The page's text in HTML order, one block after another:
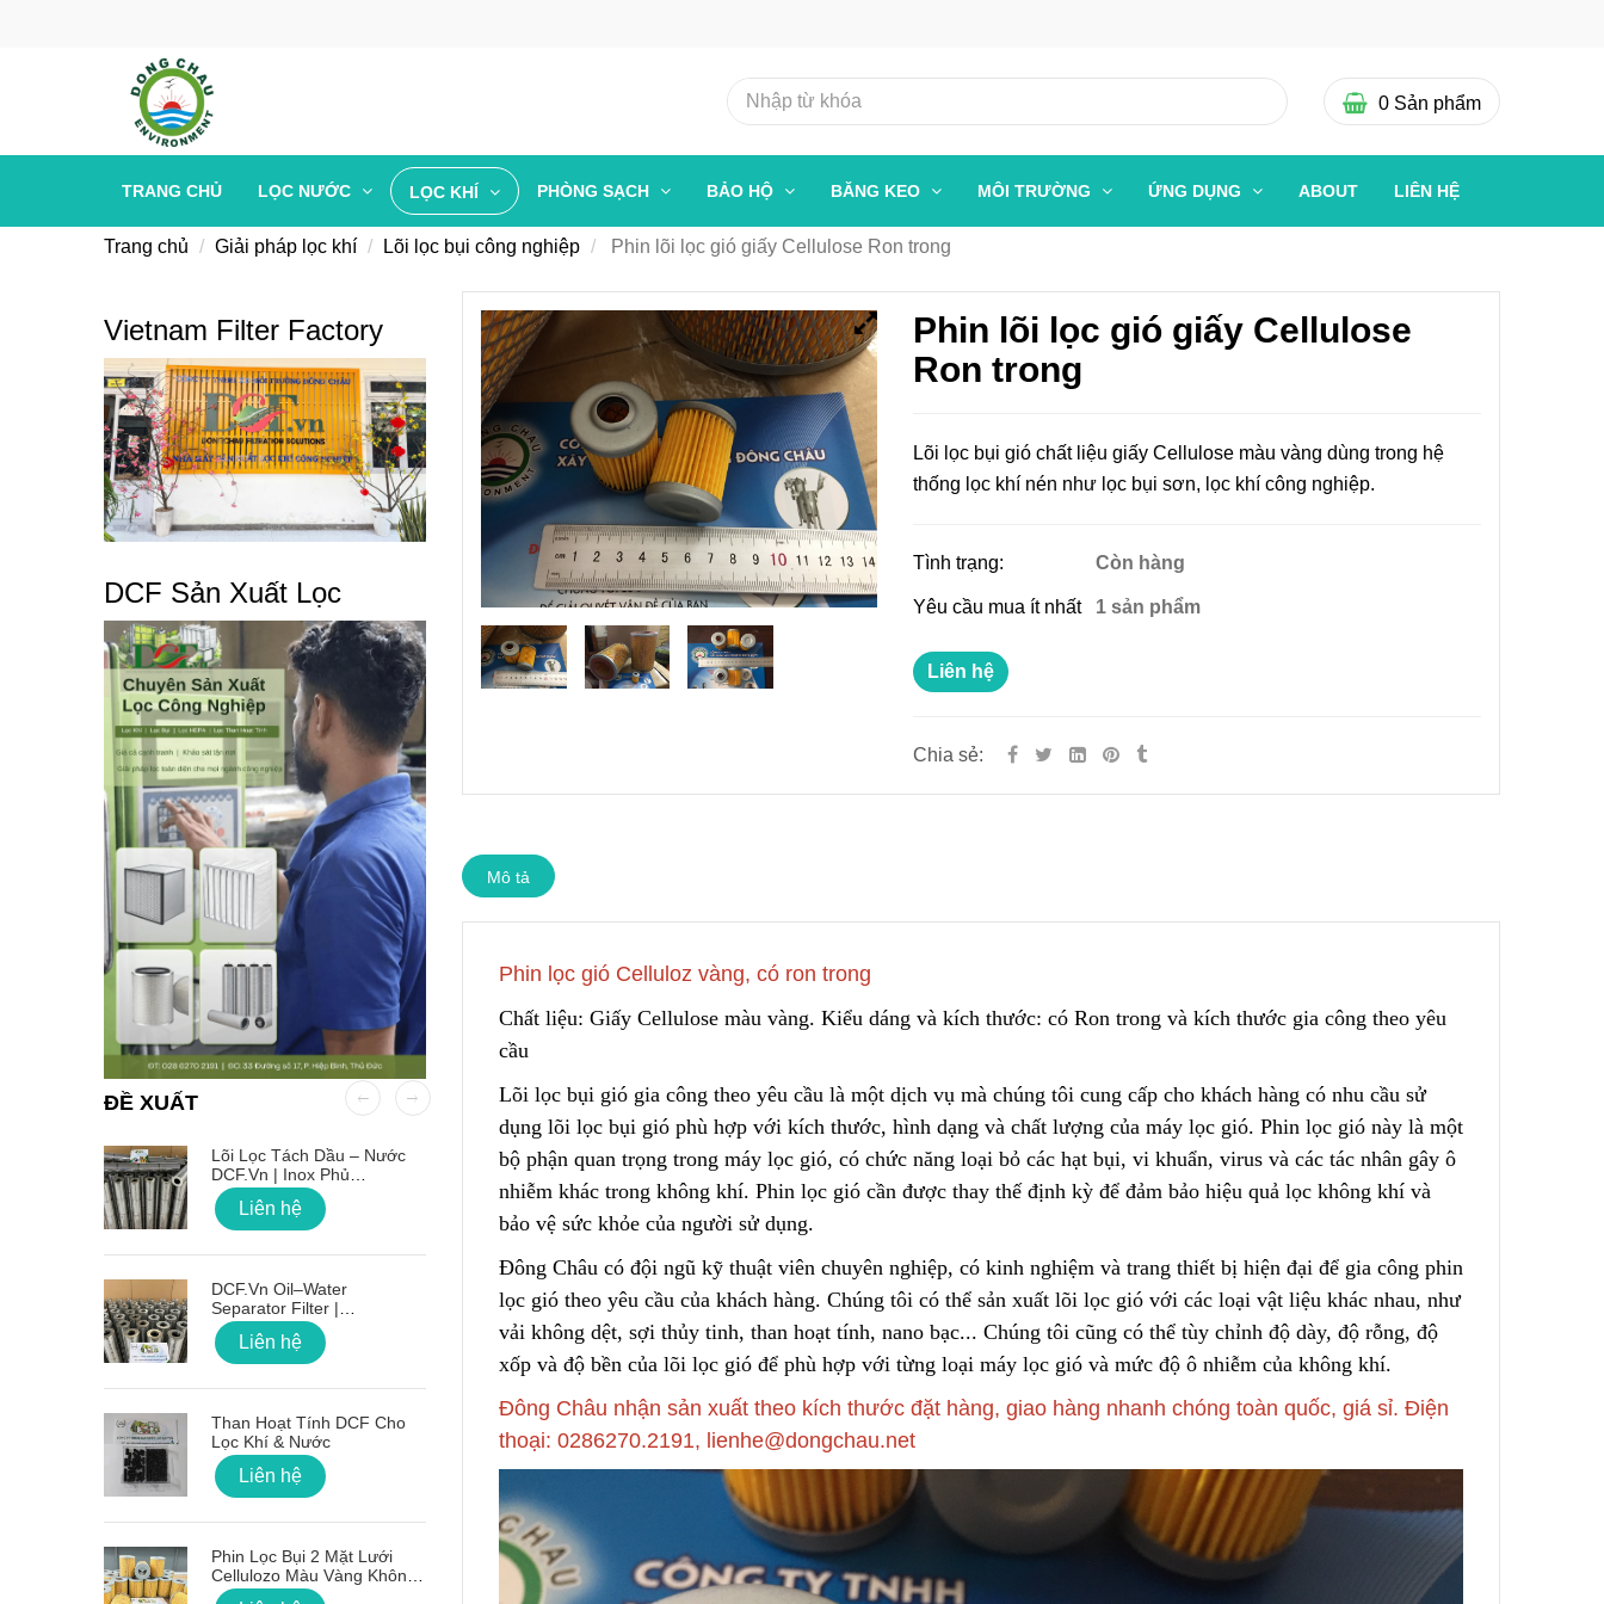
Phin lõi lọc gió giấy Cellulose
Ron trong
Lõi lọc bụi gió chất liệu giấy Cellulose màu vàng dùng trong hệ
thống lọc khí nén như lọc bụi sơn, lọc khí công nghiệp.
Tình trạng: Còn hàng
Yêu cầu mua ít nhất 1 sản phẩm
Liên hệ
Chia sẻ:
Mô tả
Phin lọc gió Celluloz vàng, có ron trong
Chất liệu: Giấy Cellulose màu vàng. Kiểu dáng và kích thước: có Ron trong và kích thước gia công theo yêu
cầu
Lõi lọc bụi gió gia công theo yêu cầu là một dịch vụ mà chúng tôi cung cấp cho khách hàng có nhu cầu sử
dụng lõi lọc bụi gió phù hợp với kích thước, hình dạng và chất lượng của máy lọc gió. Phin lọc gió này là một
bộ phận quan trọng trong máy lọc gió, có chức năng loại bỏ các hạt bụi, vi khuẩn, virus và các tác nhân gây ô
nhiễm khác trong không khí. Phin lọc gió cần được thay thế định kỳ để đảm bảo hiệu quả lọc không khí và
bảo vệ sức khỏe của người sử dụng.
Đông Châu có đội ngũ kỹ thuật viên chuyên nghiệp, có kinh nghiệm và trang thiết bị hiện đại để gia công phin
lọc gió theo yêu cầu của khách hàng. Chúng tôi có thể sản xuất lõi lọc gió với các loại vật liệu khác nhau, như
vải không dệt, sợi thủy tinh, than hoạt tính, nano bạc... Chúng tôi cũng có thể tùy chỉnh độ dày, độ rỗng, độ
xốp và độ bền của lõi lọc gió để phù hợp với từng loại máy lọc gió và mức độ ô nhiễm của không khí.
Đông Châu nhận sản xuất theo kích thước đặt hàng, giao hàng nhanh chóng toàn quốc, giá sỉ. Điện
thoại: 0286270.2191, lienhe@dongchau.net
Vietnam Filter Factory
DCF Sản Xuất Lọc
ĐỀ XUẤT
Lõi Lọc Tách Dầu – Nước
DCF.vn | Inox Phủ
PTFE/Teflon
Liên hệ
DCF.vn Oil–Water
Separator Filter |
PTFE/Teflon‑Coated
Stainless Steel
Liên hệ
Than Hoạt Tính DCF Cho
Lọc Khí & Nước
Liên hệ
Phin Lọc Bụi 2 Mặt Lưới
Cellulozo Màu Vàng Không
Ron
Túi Lọc Bụi Acrylic OD Lỗ
200 Dài 500mm
Liên hệ
Hộp Lọc Giấy Carton Sóng
Liên hệ
Giấy Cellulose Vàng Lõi Lọc
Bụi Đáy Bằng
Lõi Lọc Bụi Pe Kết Nối Ren
Trong
Liên hệ
Lõi Lọc Tách Dầu – Nước
DCF.vn | Inox Phủ
PTFE/Teflon
Liên hệ
DCF.vn Oil–Water
Separator Filter |
PTFE/Teflon‑Coated
Stainless Steel
Liên hệ
Than Hoạt Tính DCF Cho
Liên hệ
Cellulozo Màu Vàng Không
Ron
Túi Lọc Bụi Acrylic OD Lỗ
Liên hệ
Hộp Lọc Giấy Carton Sóng
Liên hệ
Giấy Cellulose Vàng Lõi Lọc
Bụi Đáy Bằng
Lõi Lọc Bụi Pe Kết Nối Ren
0 Sản phẩm
TRANG CHỦ LỌC NƯỚC LỌC KHÍ PHÒNG SẠCH BẢO HỘ BĂNG KEO MÔI TRƯỜNG ỨNG DỤNG ABOUT LIÊN HỆ
Trang chủ Giải pháp lọc khí Lõi lọc bụi công nghiệp Phin lõi lọc gió giấy Cellulose Ron trong